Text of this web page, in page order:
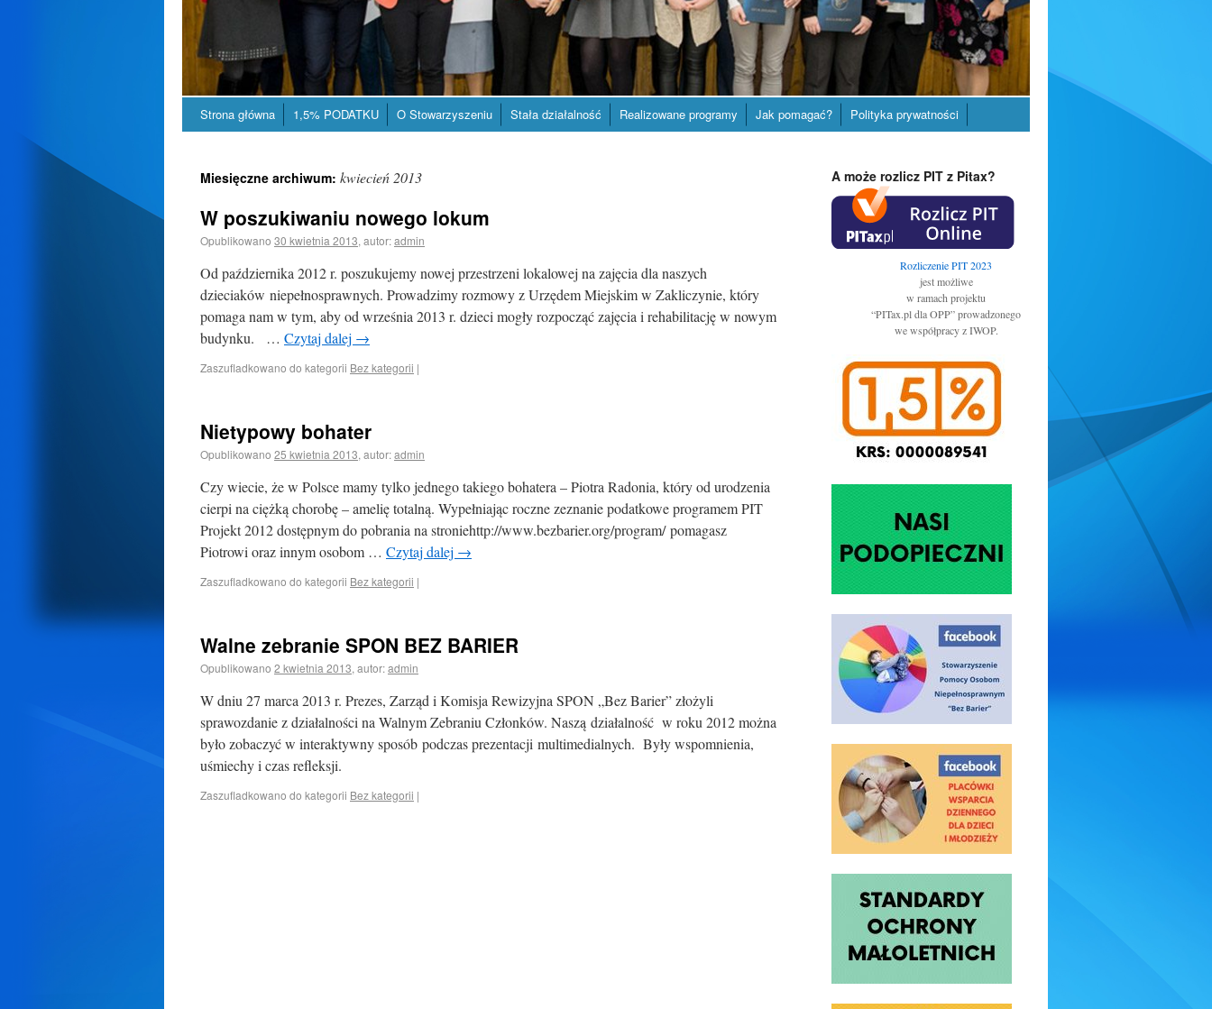
Strona główna 1,5% PODATKU O Stowarzyszeniu Stała działalność Realizowane programy Jak pomagać? Polityka prywatności
Miesięczne archiwum: kwiecień 2013
W poszukiwaniu nowego lokum
Opublikowano 30 kwietnia 2013, autor:admin
Od października 2012 r. poszukujemy nowej przestrzeni lokalowej na zajęcia dla naszych
dzieciaków niepełnosprawnych. Prowadzimy rozmowy z Urzędem Miejskim w Zakliczynie, który
pomaga nam w tym, aby od września 2013 r. dzieci mogły rozpocząć zajęcia i rehabilitację w nowym
budynku. … Czytaj dalej →
Zaszufladkowano do kategorii Bez kategorii |
Nietypowy bohater
Opublikowano 25 kwietnia 2013, autor:admin
Czy wiecie, że w Polsce mamy tylko jednego takiego bohatera – Piotra Radonia, który od urodzenia
cierpi na ciężką chorobę – amelię totalną. Wypełniając roczne zeznanie podatkowe programem PIT
Projekt 2012 dostępnym do pobrania na stroniehttp://www.bezbarier.org/program/ pomagasz
Piotrowi oraz innym osobom … Czytaj dalej →
Zaszufladkowano do kategorii Bez kategorii |
Walne zebranie SPON BEZ BARIER
Opublikowano 2 kwietnia 2013, autor:admin
W dniu 27 marca 2013 r. Prezes, Zarząd i Komisja Rewizyjna SPON „Bez Barier” złożyli
sprawozdanie z działalności na Walnym Zebraniu Członków. Naszą działalność w roku 2012 można
było zobaczyć w interaktywny sposób podczas prezentacji multimedialnych. Były wspomnienia,
uśmiechy i czas refleksji.
Zaszufladkowano do kategorii Bez kategorii |
A może rozlicz PIT z Pitax?
Rozliczenie PIT 2023
jest możliwe
w ramach projektu
“PITax.pl dla OPP” prowadzonego
we współpracy z IWOP.